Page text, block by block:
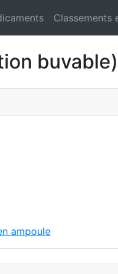
Classements
buvable)
ampoule